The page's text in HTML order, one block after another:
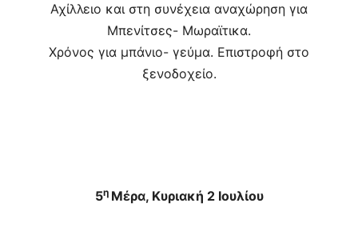
Αχίλλειο και στη συνέχεια αναχώρηση για
Μπενίτσες- Μωραϊτικα.
Χρόνος για μπάνιο- γεύμα. Επιστροφή στο
ξενοδοχείο.
5η Μέρα, Κυριακή 2 Ιουλίου